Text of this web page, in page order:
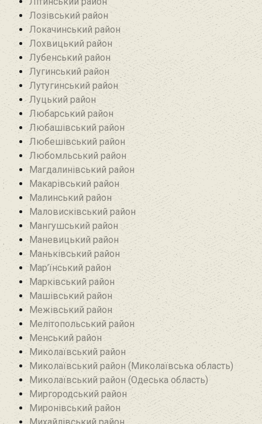
Лозівський район
Локачинський район
Лохвицький район
Лубенський район
Лугинський район‎
Лутугинський район
Луцький район
Любарський район‎
Любашівський район‎
Любешівський район
Любомльський район
Магдалинівський район
Макарівський район
Малинський район
Маловисківський район
Мангушський район
Маневицький район
Маньківський район‎
Мар’їнський район‎
Марківський район
Машівський район‎
Межівський район
Мелітопольський район
Менський район
Миколаївський район
Миколаївський район (Миколаївська область)
Миколаївський район (Одеська область)
Миргородський район
Миронівський район